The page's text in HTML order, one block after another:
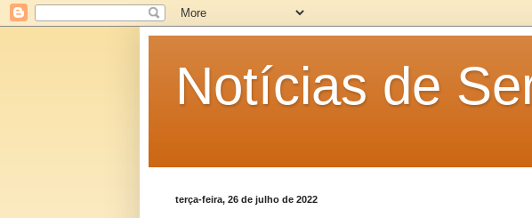
Notícias de
terça-feira, 26 de julho de 2022